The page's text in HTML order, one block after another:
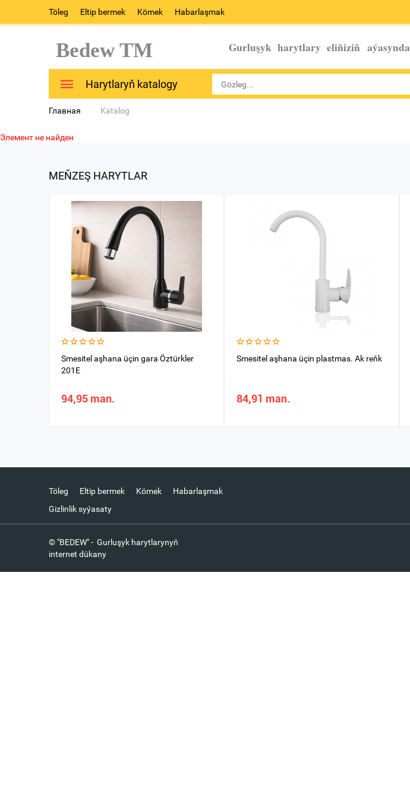
Töleg Eltip bermek Kömek Habarlaşmak
Bedew TM Gurluşyk harytlary eliňiziň aýasynda
Harytlaryň katalogy
Главная Katalog
Элемент не найден
MEŇZEŞ HARYTLAR
Smesitel aşhana üçin gara Öztürkler
201E
94,95 man.
Smesitel aşhana üçin plastmas. Ak reňk
84,91 man.
Töleg Eltip bermek Kömek
Habarlaşmak
Gizlinlik syýasaty
© "BEDEW" - Gurluşyk harytlarynyň
internet dükany